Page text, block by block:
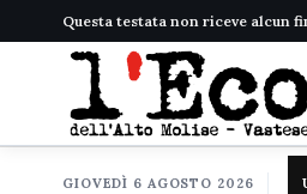
Questa testata non riceve alcun
GIOVEDÌ 6 AGOSTO 2026